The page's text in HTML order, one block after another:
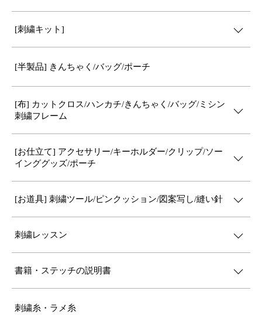
[刺繍キット]
[半製品] きんちゃく/バッグ/ポーチ
[布] カットクロス/ハンカチ/きんちゃく/バッグ/ミシン
刺繍フレーム
[お仕立て] アクセサリー/キーホルダー/クリップ/ソー
インググッズ/ポーチ
[お道具] 刺繍ツール/ピンクッション/図案写し/縫い針
刺繍レッスン
書籍・ステッチの説明書
刺繍糸・ラメ糸